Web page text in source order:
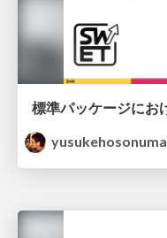
yusukehosonuma